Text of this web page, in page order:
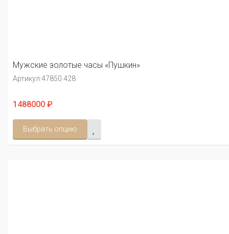
Мужские золотые часы «Пушкин»
Артикул:47850.428
1488000 ₽
Выбрать опцию